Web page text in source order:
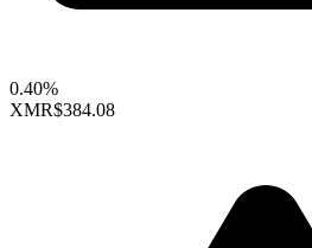
0.40%
XMR$384.08